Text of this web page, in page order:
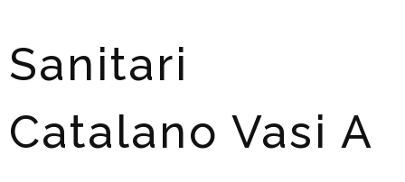
Sanitari
Catalano Vasi A